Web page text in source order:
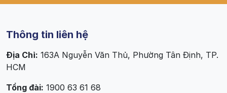
Thông tin liên hệ
Địa Chỉ: 163A Nguyễn Văn Thủ, Phường Tân Định, TP.
HCM
Tổng đài: 1900 63 61 68